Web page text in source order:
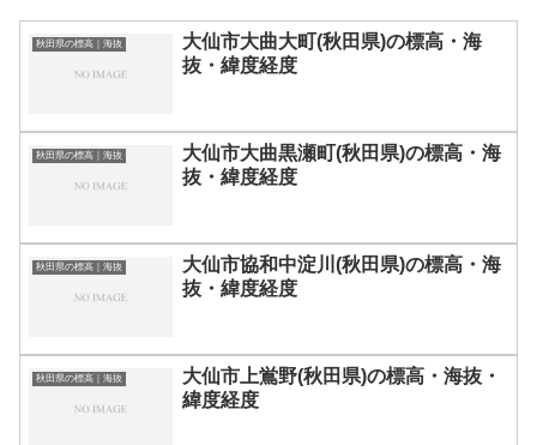
秋田県の標高｜海抜
大仙市大曲大町(秋田県)の標高・海
抜・緯度経度
秋田県の標高｜海抜
大仙市大曲黒瀬町(秋田県)の標高・海
抜・緯度経度
秋田県の標高｜海抜
大仙市協和中淀川(秋田県)の標高・海
抜・緯度経度
秋田県の標高｜海抜
大仙市上鴬野(秋田県)の標高・海抜・
緯度経度